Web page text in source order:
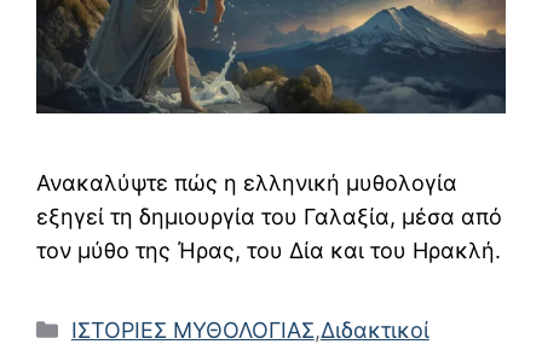
Ανακαλύψτε πώς η ελληνική μυθολογία
εξηγεί τη δημιουργία του Γαλαξία, μέσα από
τον μύθο της Ήρας, του Δία και του Ηρακλή.
Κατηγορίες
ΙΣΤΟΡΙΕΣ ΜΥΘΟΛΟΓΙΑΣ,Διδακτικοί